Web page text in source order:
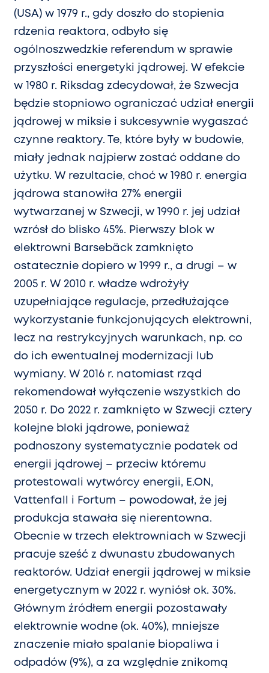
(USA) w 1979 r., gdy doszło do stopienia
rdzenia reaktora, odbyło się
ogólnoszwedzkie referendum w sprawie
przyszłości energetyki jądrowej. W efekcie
w 1980 r. Riksdag zdecydował, że Szwecja
będzie stopniowo ograniczać udział energii
jądrowej w miksie i sukcesywnie wygaszać
czynne reaktory. Te, które były w budowie,
miały jednak najpierw zostać oddane do
użytku. W rezultacie, choć w 1980 r. energia
jądrowa stanowiła 27% energii
wytwarzanej w Szwecji, w 1990 r. jej udział
wzrósł do blisko 45%. Pierwszy blok w
elektrowni Barsebäck zamknięto
ostatecznie dopiero w 1999 r., a drugi – w
2005 r. W 2010 r. władze wdrożyły
uzupełniające regulacje, przedłużające
wykorzystanie funkcjonujących elektrowni,
lecz na restrykcyjnych warunkach, np. co
do ich ewentualnej modernizacji lub
wymiany. W 2016 r. natomiast rząd
rekomendował wyłączenie wszystkich do
2050 r. Do 2022 r. zamknięto w Szwecji cztery
kolejne bloki jądrowe, ponieważ
podnoszony systematycznie podatek od
energii jądrowej – przeciw któremu
protestowali wytwórcy energii, E.ON,
Vattenfall i Fortum – powodował, że jej
produkcja stawała się nierentowna.
Obecnie w trzech elektrowniach w Szwecji
pracuje sześć z dwunastu zbudowanych
reaktorów. Udział energii jądrowej w miksie
energetycznym w 2022 r. wyniósł ok. 30%.
Głównym źródłem energii pozostawały
elektrownie wodne (ok. 40%), mniejsze
znaczenie miało spalanie biopaliwa i
odpadów (9%), a za względnie znikomą